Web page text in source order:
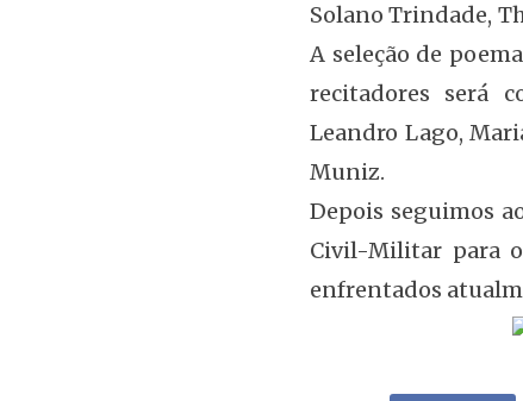
Solano Trindade,
A seleção de
recitadores será
Leandro Lago,
Muniz.
Depois seguimos
Civil-Militar para
enfrentados